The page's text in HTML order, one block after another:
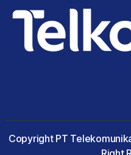
Copyright PT